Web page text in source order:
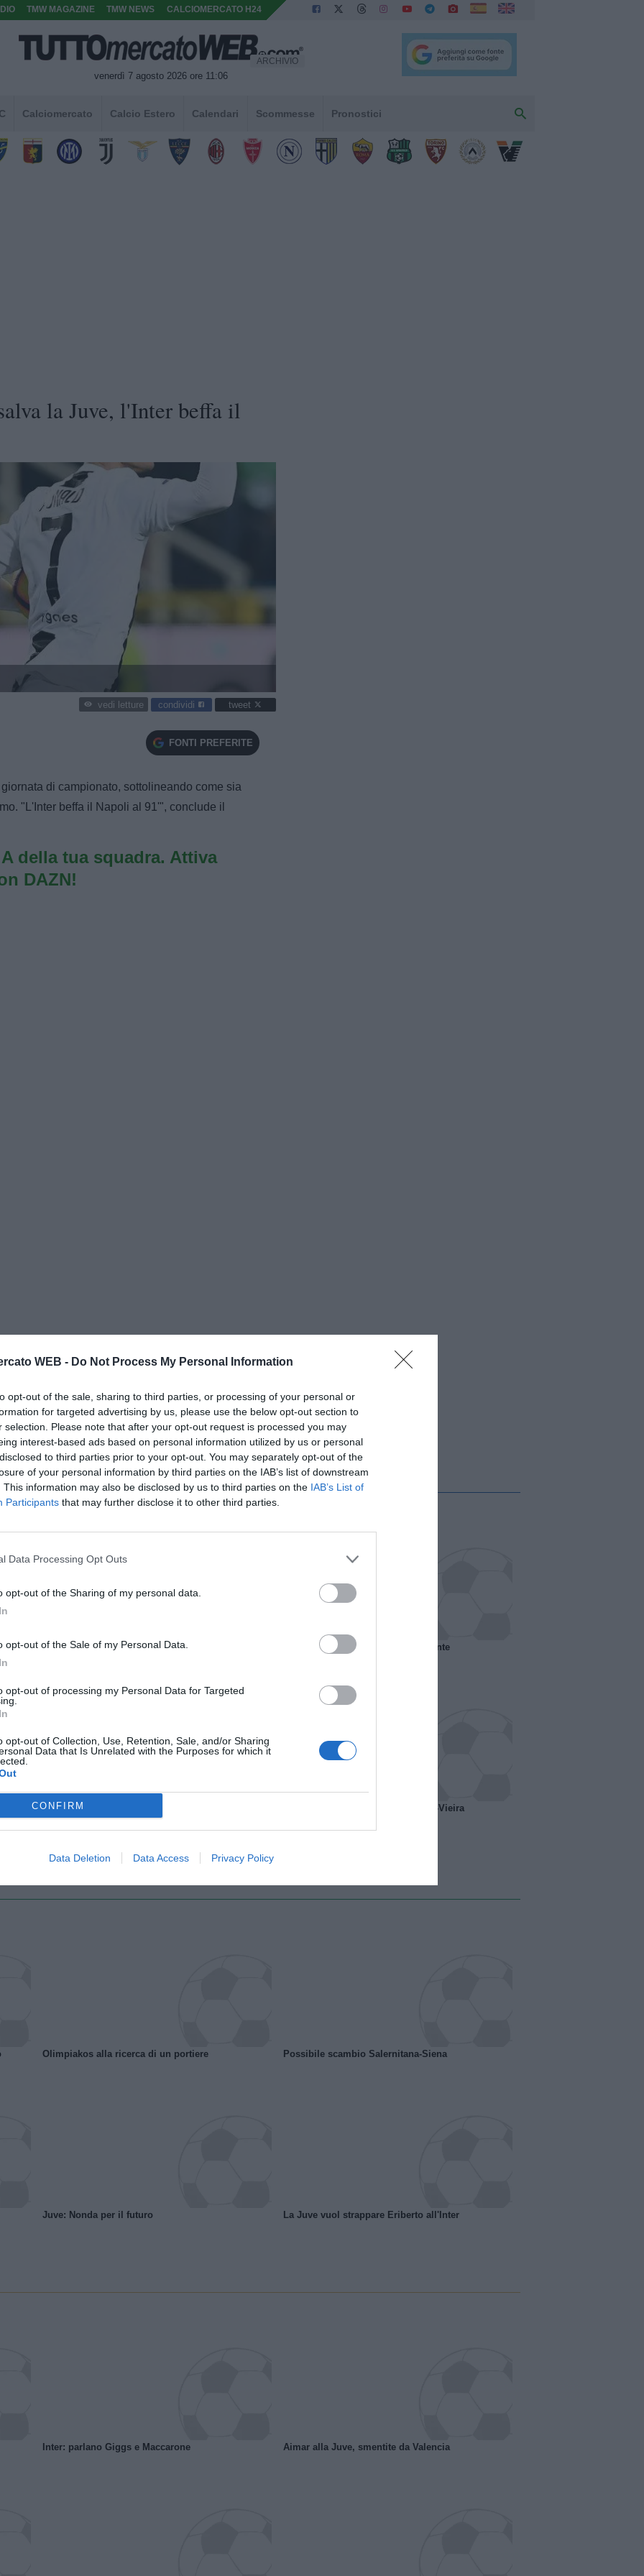
WEB - Do Not Process My Personal Information
opt-out of the sale, sharing to third parties, or processing of your personal or
for targeted advertising by us, please use the below opt-out section to
selection. Please note that after your opt-out request is processed you may
interest-based ads based on personal information utilized by us or personal
to third parties prior to your opt-out. You may separately opt-out of the
of your personal information by third parties on the IAB’s list of downstream
This information may also be disclosed by us to third parties on the IAB’s List of
Participants that may further disclose it to other third parties.
Data Processing Opt Outs
opt-out of the Sharing of my personal data.
opt-out of the Sale of my Personal Data.
opt-out of processing my Personal Data for Targeted
opt-out of Collection, Use, Retention, Sale, and/or Sharing
Data that Is Unrelated with the Purposes for which it
CONFIRM
Data Deletion Data Access Privacy Policy
TMW MAGAZINE TMW NEWS CALCIOMERCATO H24
venerdì 7 agosto 2026 ore 11:06
ARCHIVIO
Calciomercato Calcio Estero Calendari Scommesse Pronostici
la Juve, l'Inter beffa il
vedi letture condividi tweet
FONTI PREFERITE
di campionato, sottolineando come sia
"L'Inter beffa il Napoli al 91'", conclude il
della tua squadra. Attiva
DAZN!
Il Rayo Vallecano spinge per Zamorano Francia, il Marsiglia senza presidente
Wiltord vuole giocare A gennaio ipotesi scambio Davids-Vieira
Olimpiakos alla ricerca di un portiere Possibile scambio Salernitana-Siena
Juve: Nonda per il futuro La Juve vuol strappare Eriberto all'Inter
Inter: parlano Giggs e Maccarone Aimar alla Juve, smentite da Valencia